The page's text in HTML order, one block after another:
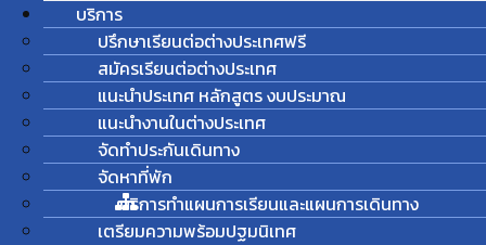
บริการ
ปรึกษาเรียนต่อต่างประเทศฟรี
สมัครเรียนต่อต่างประเทศ
แนะนำประเทศ หลักสูตร งบประมาณ
แนะนำงานในต่างประเทศ
จัดทำประกันเดินทาง
จัดหาที่พัก
บริการทำแผนการเรียนและแผนการเดินทาง
เตรียมความพร้อมปฐมนิเทศ